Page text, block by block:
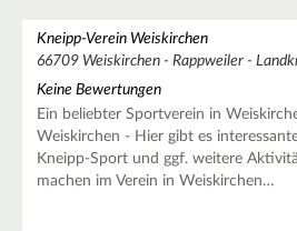
Kneipp-Verein Weiskirchen
66709 Weiskirchen - Rappweiler -
Keine Bewertungen
Ein beliebter Sportverein in
Weiskirchen - Hier gibt es
Kneipp-Sport und ggf. weitere
machen im Verein in Weiskirchen…